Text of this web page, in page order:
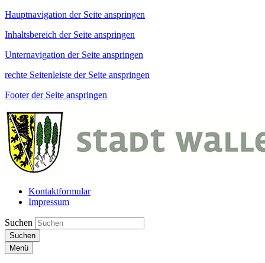
Hauptnavigation der Seite anspringen
Inhaltsbereich der Seite anspringen
Unternavigation der Seite anspringen
rechte Seitenleiste der Seite anspringen
Footer der Seite anspringen
Kontaktformular
Impressum
Suchen
Suchen
Menü